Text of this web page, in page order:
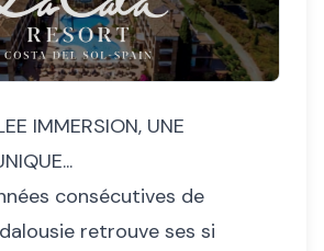
IMMERSION, UNE
consécutives de
retrouve ses si